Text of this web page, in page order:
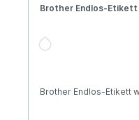
Brother Endlos-
Brother Endlos-Etikett